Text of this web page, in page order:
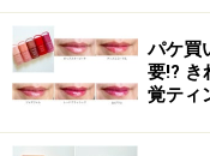
キュッと引き締まる
華やかなバラの香り
■DATA
パケ買
要!? き
覚ティ